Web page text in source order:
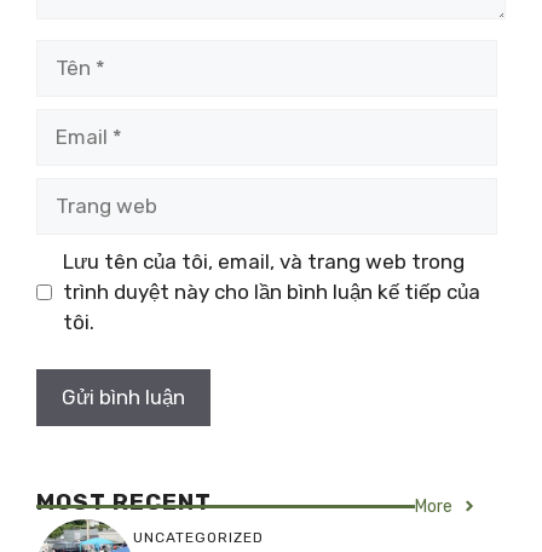
Lưu tên của tôi, email, và trang web trong
trình duyệt này cho lần bình luận kế tiếp của
tôi.
MOST RECENT More
UNCATEGORIZED